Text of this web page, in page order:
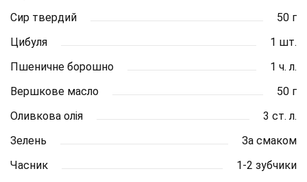
Сир твердий
50 г
Цибуля
1 шт.
Пшеничне борошно
1 ч. л.
Вершкове масло
50 г
Оливкова олія
3 ст. л.
Зелень
За смаком
Часник
1-2 зубчики